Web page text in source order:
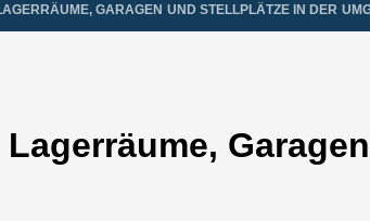
GARAGEN UND STELLPLÄTZE IN DER